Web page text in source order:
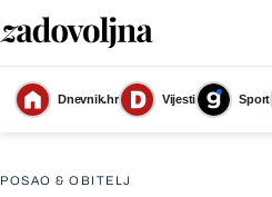
Dnevnik.hr Vijesti Sport
POSAO & OBITELJ